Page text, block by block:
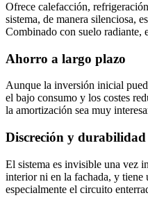
Ofrece calefacción,
sistema, de manera silenciosa,
Combinado con suelo radiante,
Ahorro a largo plazo
Aunque la inversión inicial
el bajo consumo y los costes
la amortización sea muy
Discreción y durabilidad
El sistema es invisible una vez
interior ni en la fachada, y
especialmente el circuito